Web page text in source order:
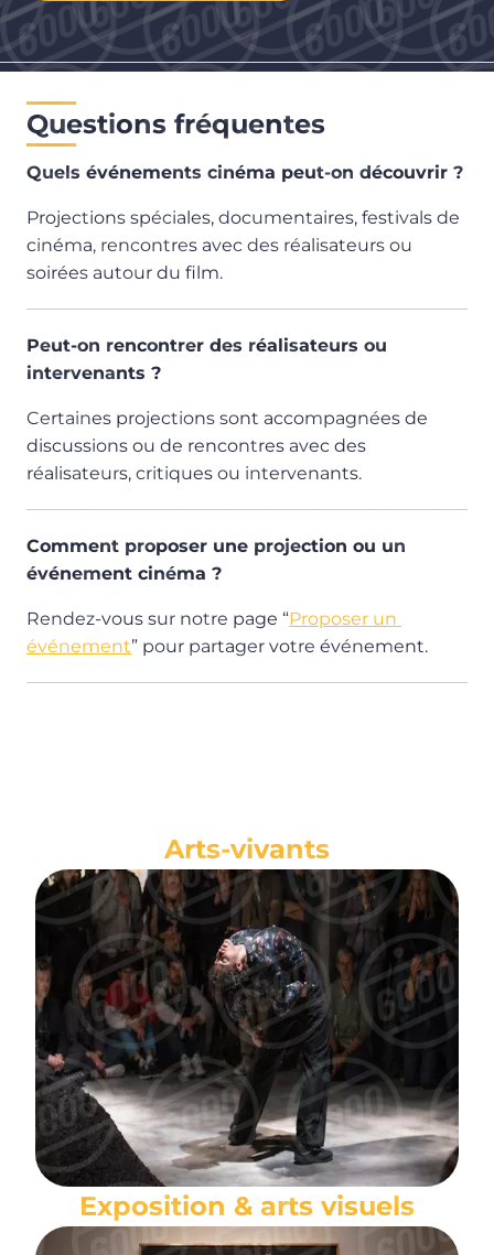
Questions fréquentes
Quels événements cinéma peut-on découvrir ?
Projections spéciales, documentaires, festivals de
cinéma, rencontres avec des réalisateurs ou
soirées autour du film.
Peut-on rencontrer des réalisateurs ou
intervenants ?
Certaines projections sont accompagnées de
discussions ou de rencontres avec des
réalisateurs, critiques ou intervenants.
Comment proposer une projection ou un
événement cinéma ?
Rendez-vous sur notre page “Proposer un
événement” pour partager votre événement.
Arts-vivants
Exposition & arts visuels